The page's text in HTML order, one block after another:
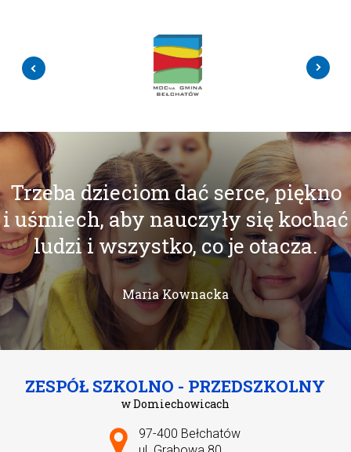
Trzeba dzieciom dać serce, piękno
i uśmiech, aby nauczyły się kochać
ludzi i wszystko, co je otacza.
Maria Kownacka
ZESPÓŁ SZKOLNO - PRZEDSZKOLNY
w Domiechowicach
Adres pocztowy:
97-400 Bełchatów